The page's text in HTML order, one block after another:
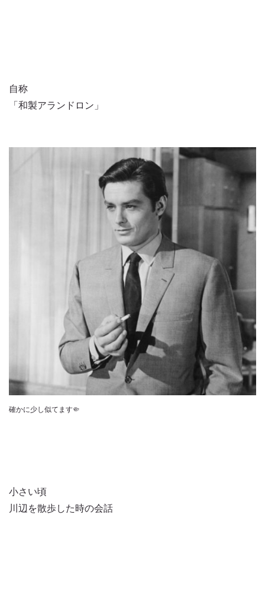
自称
「和製アランドロン」
確かに少し似てます🤏
小さい頃
川辺を散歩した時の会話